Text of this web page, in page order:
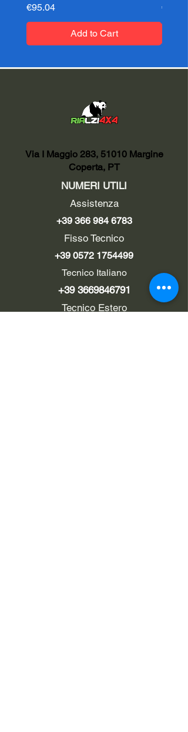
Price
€95.04
Add to Cart
Price
€95.04
Via I Maggio 283, 51010 Margine
Coperta, PT
NUMERI UTILI
Assistenza
+39 366 984 6783
Fisso Tecnico
+39 0572 1754499
Tecnico Italiano
+39 3669846791
Tecnico Estero